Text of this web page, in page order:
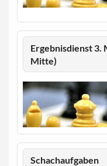
Ergebnisdienst 3.
Mitte)
Schachaufgaben